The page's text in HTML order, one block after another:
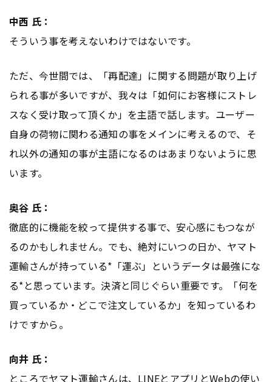
中西 氏：
そういう事を考えないわけではないです。
ただ、今世間では、「再配達」に関する問題が取り上げ
られる事が多いですが、我々は「如何にお客様にストレ
スなく受け取って頂くか」を主語で話します。ユーザー
自身の荷物に関わる通知の事をメインに考えるので、そ
れ以外の通知の事が主語になるのはあまりないように思
います。
奥谷 氏：
徹底的に機能を絞って提供する事で、安心感にもつなが
るのかもしれません。でも、絶対にいつの日か、ヤマト
運輸さんが持っている*「運ぶ」というデータは最強にな
る*と思っています。決済と同じぐらい重要です。「何を
買っているか・どこで注文しているか」を知っているわ
けですから。
向井 氏：
ところでヤマト運輸さんは、LINEと アプリ とWebの使い